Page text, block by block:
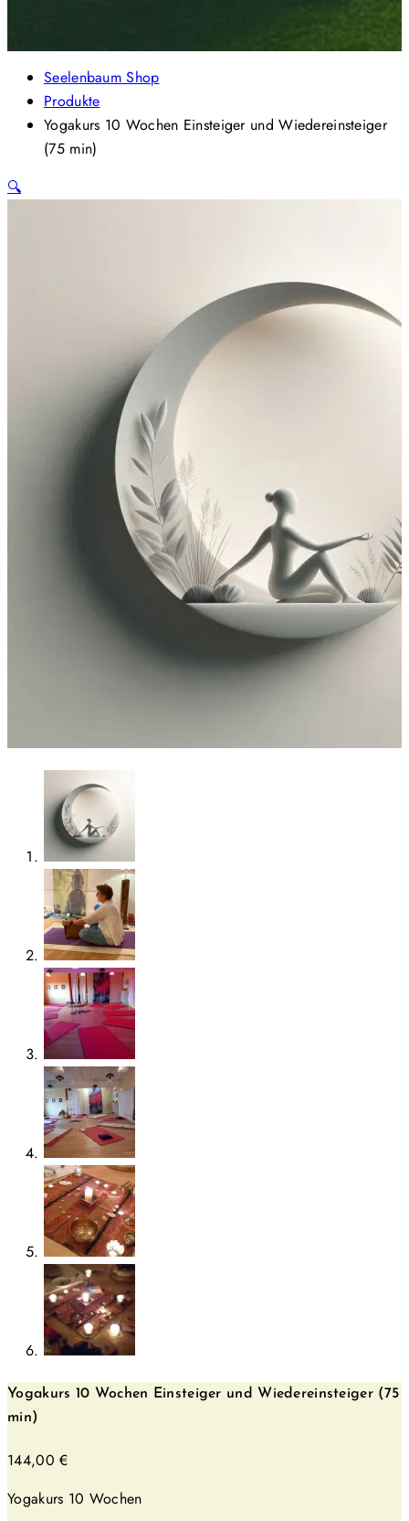
Seelenbaum Shop
Produkte
Yogakurs 10 Wochen Einsteiger und Wiedereinsteiger
(75 min)
🔍
Yogakurs 10 Wochen Einsteiger und Wiedereinsteiger (75
min)
144,00€
Yogakurs 10 Wochen